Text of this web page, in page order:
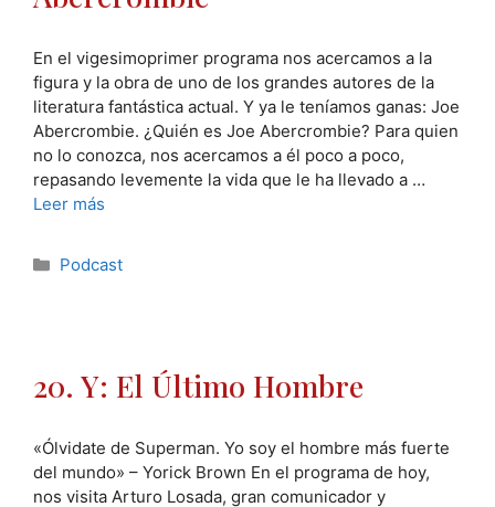
En el vigesimoprimer programa nos acercamos a la
figura y la obra de uno de los grandes autores de la
literatura fantástica actual. Y ya le teníamos ganas: Joe
Abercrombie. ¿Quién es Joe Abercrombie? Para quien
no lo conozca, nos acercamos a él poco a poco,
repasando levemente la vida que le ha llevado a …
Leer más
Categorías
Podcast
20. Y: El Último Hombre
«Ólvidate de Superman. Yo soy el hombre más fuerte
del mundo» – Yorick Brown En el programa de hoy,
nos visita Arturo Losada, gran comunicador y